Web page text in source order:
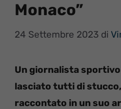
Monaco”
24 Settembre 2023 di
Un giornalista
lasciato tutti di
raccontato in un suo